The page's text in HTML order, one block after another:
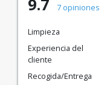
9.7
7 opiniones
Limpieza
Experiencia del
cliente
Recogida/Entrega